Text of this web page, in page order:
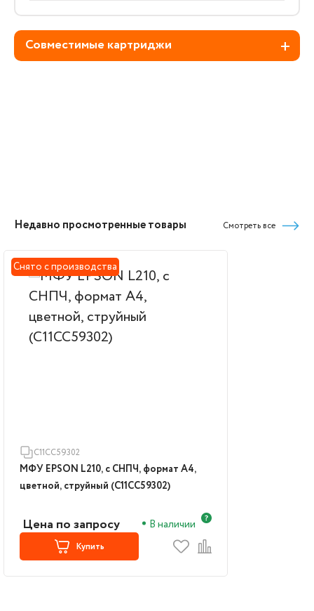
Совместимые картриджи
Недавно просмотренные товары Смотреть все
Снято с производства
C11CC59302
МФУ EPSON L210, с СНПЧ, формат А4,
цветной, струйный (C11CC59302)
Цена по запросу В наличии
Купить